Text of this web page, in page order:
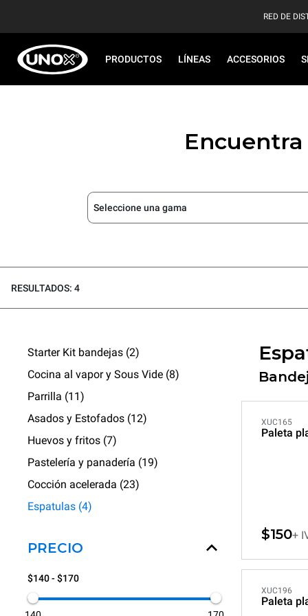
RED DE
PRODUCTOS LÍNEAS ACCESORIOS
Seleccione una gama
RESULTADOS: 4
Starter Kit bandejas (2)
Cocina al vapor y Sous Vide (8)
Parrilla (11)
Asados y Estofados (12)
Huevos y fritos (7)
Pastelería y panadería (19)
Cocción acelerada (23)
Espatulas (4)
PRECIO
$140 - $170
XUC165
Paleta
$150+
XUC196
Paleta